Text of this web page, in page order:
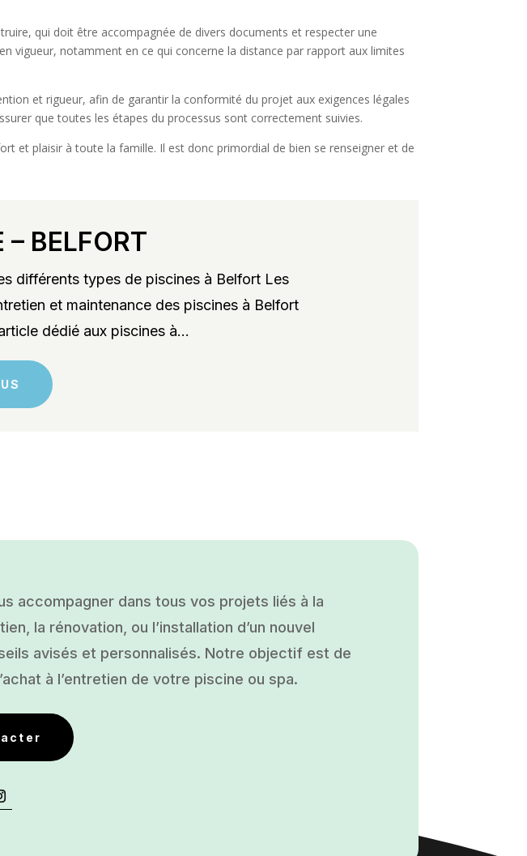
qui doit être accompagnée de divers documents et respecter une
vigueur, notamment en ce qui concerne la distance par rapport aux limites
et rigueur, afin de garantir la conformité du projet aux exigences légales
que toutes les étapes du processus sont correctement suivies.
et plaisir à toute la famille. Il est donc primordial de bien se renseigner et de
– BELFORT
différents types de piscines à Belfort Les
et maintenance des piscines à Belfort
dédié aux piscines à...
accompagner dans tous vos projets liés à la
la rénovation, ou l’installation d’un nouvel
avisés et personnalisés. Notre objectif est de
à l’entretien de votre piscine ou spa.